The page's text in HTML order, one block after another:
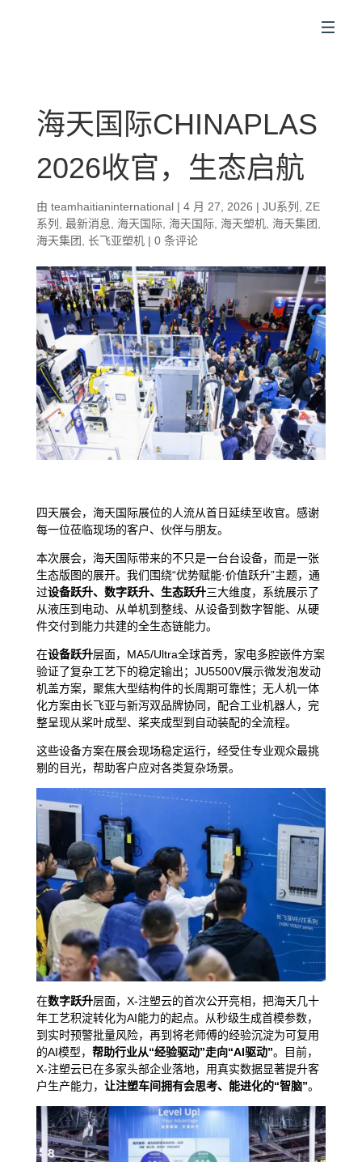
海天国际CHINAPLAS
2026收官，生态启航
由 teamhaitianinternational| 4 月 27, 2026 | JU系列
ZE
系列
最新消息 海天国际, 海天国际, 海天塑机, 海天集团
海天集团
长飞亚塑机| 0 条评论
四天展会，海天国际展位的人流从首日延续至收官。感谢
每一位莅临现场的客户、伙伴与朋友。
本次展会，海天国际带来的不只是一台台设备，而是一张
生态版图的展开。我们围绕“优势赋能·价值跃升”主题，通
过设备跃升、数字跃升、生态跃升三大维度，系统展示了
从液压到电动、从单机到整线、从设备到数字智能、从硬
件交付到能力共建的全生态链能力。
在设备跃升层面，MA5/Ultra全球首秀，家电多腔嵌件方案
验证了复杂工艺下的稳定输出；JU5500V展示微发泡发动
机盖方案，聚焦大型结构件的长周期可靠性；无人机一体
化方案由长飞亚与新泻双品牌协同，配合工业机器人，完
整呈现从桨叶成型、桨夹成型到自动装配的全流程。
这些设备方案在展会现场稳定运行，经受住专业观众最挑
剔的目光，帮助客户应对各类复杂场景。
在数字跃升层面，X-注塑云的首次公开亮相，把海天几十
年工艺积淀转化为AI能力的起点。从秒级生成首模参数，
到实时预警批量风险，再到将老师傅的经验沉淀为可复用
的AI模型， 帮助行业从“经验驱动”走向“AI驱动”。目前，
X-注塑云已在多家头部企业落地，用真实数据显著提升客
户生产能力， 让注塑车间拥有会思考、能进化的“智脑”。